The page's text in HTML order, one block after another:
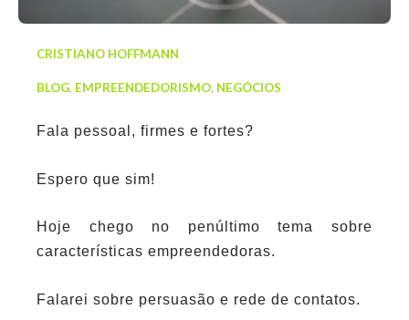
CRISTIANO HOFFMANN
BLOG, EMPREENDEDORISMO, NEGÓCIOS
Fala pessoal, firmes e fortes?
Espero que sim!
Hoje chego no penúltimo tema sobre
características empreendedoras.
Falarei sobre persuasão e rede de contatos.